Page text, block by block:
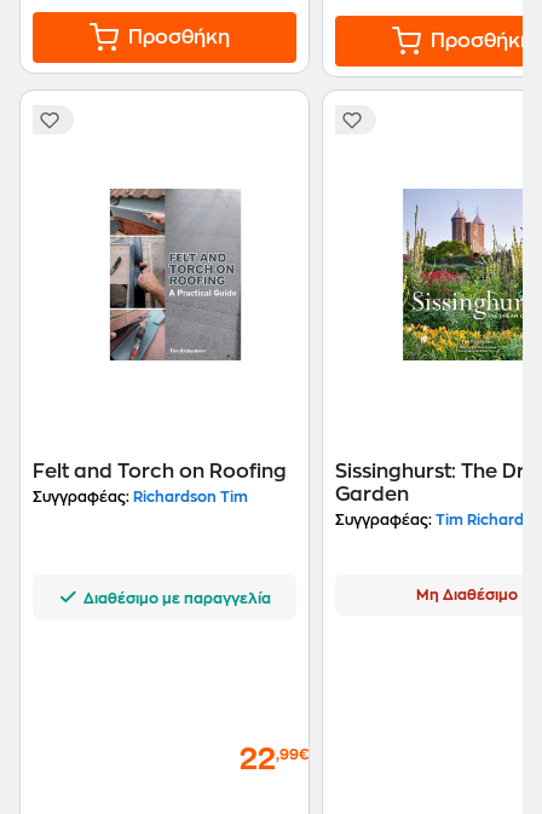
Προσθήκη Προσθήκη
Felt and Torch on Roofing
Συγγραφέας: Richardson Tim
Διαθέσιμο με παραγγελία
22,99€
Sissinghurst: The
Garden
Συγγραφέας: Tim
Μη Διαθέσιμο